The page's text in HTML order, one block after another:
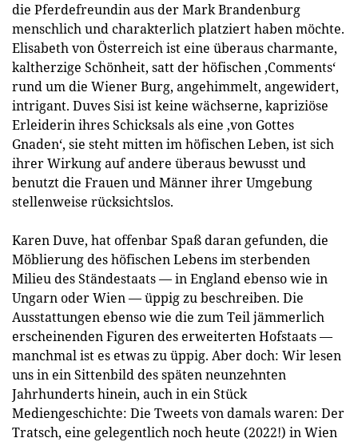
die Pferdefreundin aus der Mark Brandenburg
menschlich und charakterlich platziert haben möchte.
Elisabeth von Österreich ist eine überaus charmante,
kaltherzige Schönheit, satt der höfischen ‚Comments‘
rund um die Wiener Burg, angehimmelt, angewidert,
intrigant. Duves Sisi ist keine wächserne, kapriziöse
Erleiderin ihres Schicksals als eine ‚von Gottes
Gnaden‘, sie steht mitten im höfischen Leben, ist sich
ihrer Wirkung auf andere überaus bewusst und
benutzt die Frauen und Männer ihrer Umgebung
stellenweise rücksichtslos.
Karen Duve, hat offenbar Spaß daran gefunden, die
Möblierung des höfischen Lebens im sterbenden
Milieu des Ständestaats — in England ebenso wie in
Ungarn oder Wien — üppig zu beschreiben. Die
Ausstattungen ebenso wie die zum Teil jämmerlich
erscheinenden Figuren des erweiterten Hofstaats —
manchmal ist es etwas zu üppig. Aber doch: Wir lesen
uns in ein Sittenbild des späten neunzehnten
Jahrhunderts hinein, auch in ein Stück
Mediengeschichte: Die Tweets von damals waren: Der
Tratsch, eine gelegentlich noch heute (2022!) in Wien